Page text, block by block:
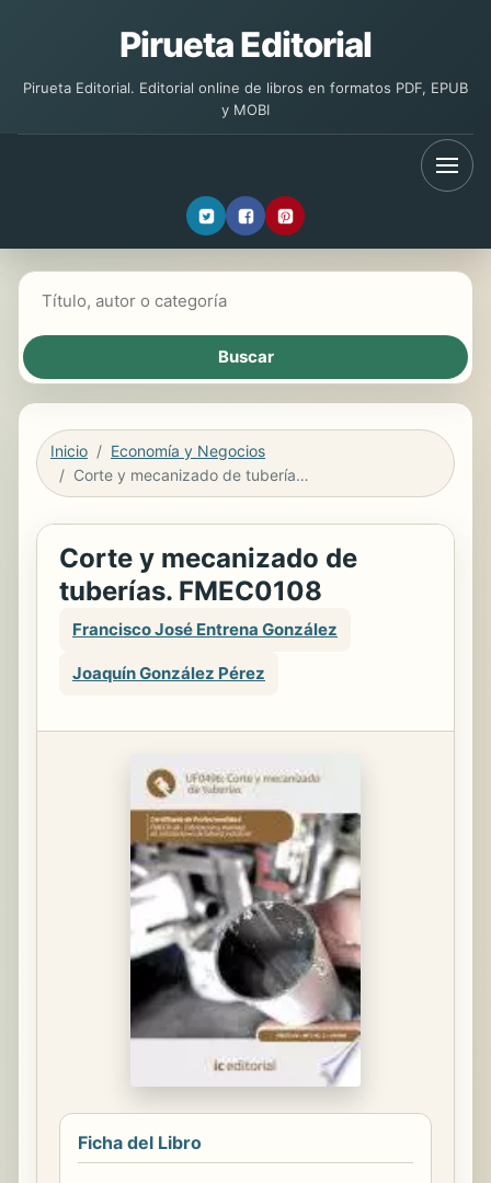
Pirueta Editorial
Pirueta Editorial. Editorial online de libros en formatos PDF, EPUB
y MOBI
Inicio
Economía y Negocios
Corte y mecanizado de tuberías. FMEC0108
Corte y mecanizado de
tuberías. FMEC0108
Francisco José Entrena González
Joaquín González Pérez
Ficha del Libro